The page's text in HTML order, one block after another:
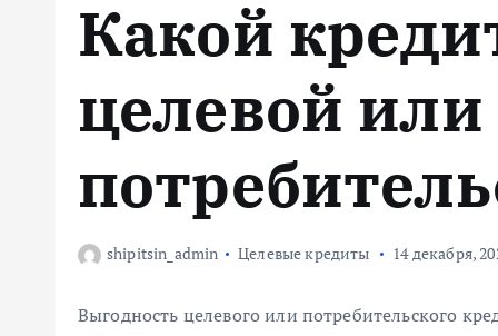
Какой
целевой или
shipitsin_admin Целевые кредиты 14 декабря,
Выгодность целевого или потребительского